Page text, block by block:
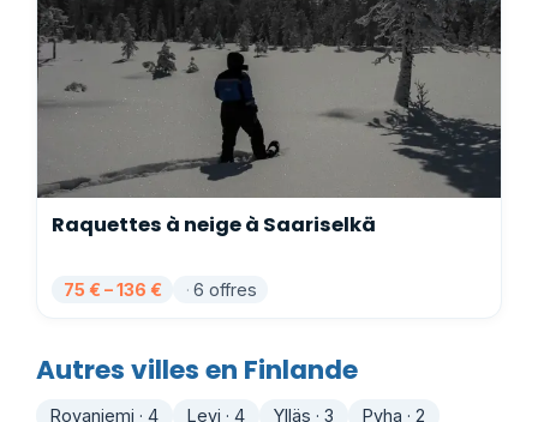
Raquettes à neige à Saariselkä
75 € – 136 € 6 offres
Autres villes en Finlande
Rovaniemi · 4 Levi · 4 Ylläs · 3 Pyha · 2